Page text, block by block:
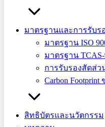
มาตรฐานและการรับร
มาตรฐาน ISO
มาตรฐาน
การรับรองสัดส่ว
Carbon
สิทธิบัตรและนวัตกรรม
ที่กำลังจะมา, และ checklist
รียมรับ recycled content